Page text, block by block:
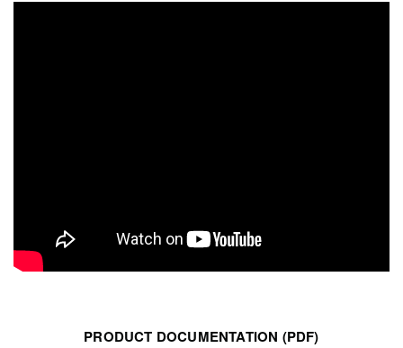
PRODUCT DOCUMENTATION (PDF)